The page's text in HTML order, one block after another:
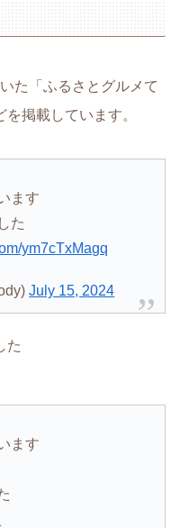
た「ふるさとグルメて
掲載しています。
ます
た
ym7cTxMagq
July 15, 2024
た
ます